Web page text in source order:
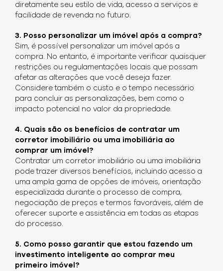
diretamente seu estilo de vida, acesso a serviços e
facilidade de revenda no futuro.
3. Posso personalizar um imóvel após a compra?
Sim, é possível personalizar um imóvel após a
compra. No entanto, é importante verificar quaisquer
restrições ou regulamentações locais que possam
afetar as alterações que você deseja fazer.
Considere também o custo e o tempo necessário
para concluir as personalizações, bem como o
impacto potencial no valor da propriedade.
4. Quais são os benefícios de contratar um
corretor imobiliário ou uma imobiliária ao
comprar um imóvel?
Contratar um corretor imobiliário ou uma imobiliária
pode trazer diversos benefícios, incluindo acesso a
uma ampla gama de opções de imóveis, orientação
especializada durante o processo de compra,
negociação de preços e termos favoráveis, além de
oferecer suporte e assistência em todas as etapas
do processo.
5. Como posso garantir que estou fazendo um
investimento inteligente ao comprar meu
primeiro imóvel?